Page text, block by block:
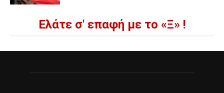
Ελάτε σ' επαφή με το «Ξ» !